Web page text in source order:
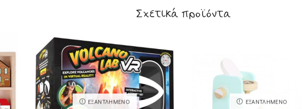
Σχετικά προϊόντα
ΕΞΑΝΤΛΗΜΈΝΟ ΕΞΑΝΤΛΗΜΈΝΟ